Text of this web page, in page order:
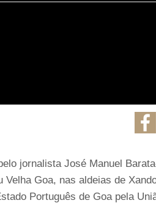
jornalista José Manuel
Goa, nas aldeias de
Português de Goa pela